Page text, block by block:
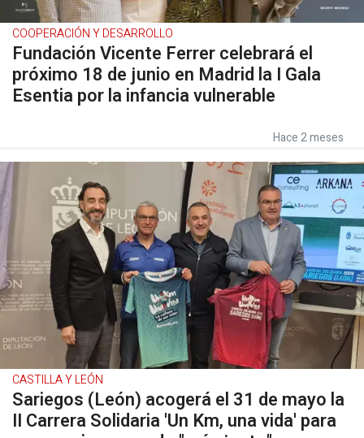
COOPERACIÓN Y DESARROLLO
Fundación Vicente Ferrer celebrará el
próximo 18 de junio en Madrid la I Gala
Esentia por la infancia vulnerable
Hace 2 meses
CASTILLA Y LEÓN
Sariegos (León) acogerá el 31 de mayo la
II Carrera Solidaria 'Un Km, una vida' para